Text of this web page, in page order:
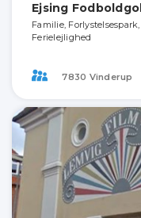
Ejsing
Familie,
Ferielejlighed
7830 Vinderup